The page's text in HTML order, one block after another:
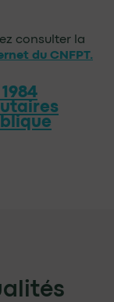
consulter la
du CNFPT.